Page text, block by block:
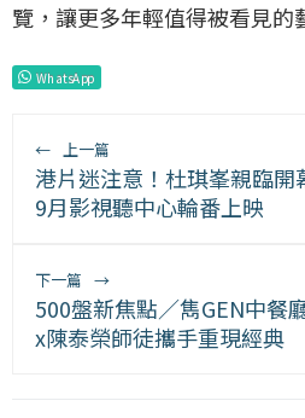
覽，讓更多年輕值得被看見的
WhatsApp
← 上一篇
港片迷注意！杜琪峯親臨開
9月影視聽中心輪番上映
下一篇 →
500盤新焦點／雋GEN中餐
x陳泰榮師徒攜手重現經典